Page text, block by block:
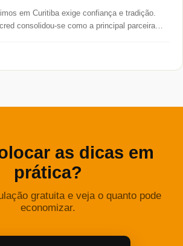
em Curitiba exige confiança e tradição.
consolidou-se como a principal parceira
as dicas em
prática?
gratuita e veja o quanto pode
economizar.